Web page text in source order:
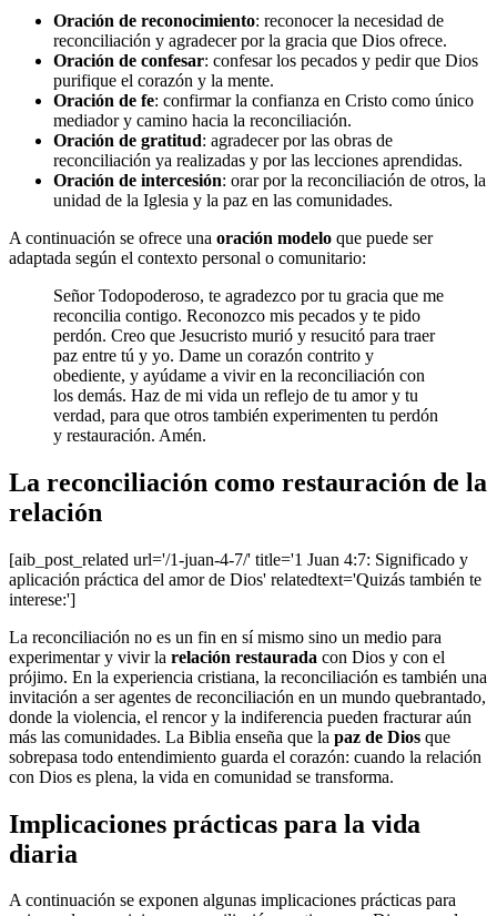
Oración de reconocimiento: reconocer la necesidad de
reconciliación y agradecer por la gracia que Dios ofrece.
Oración de confesar: confesar los pecados y pedir que Dios
purifique el corazón y la mente.
Oración de fe: confirmar la confianza en Cristo como único
mediador y camino hacia la reconciliación.
Oración de gratitud: agradecer por las obras de
reconciliación ya realizadas y por las lecciones aprendidas.
Oración de intercesión: orar por la reconciliación de otros, la
unidad de la Iglesia y la paz en las comunidades.
A continuación se ofrece una oración modelo que puede ser
adaptada según el contexto personal o comunitario:
Señor Todopoderoso, te agradezco por tu gracia que me
reconcilia contigo. Reconozco mis pecados y te pido
perdón. Creo que Jesucristo murió y resucitó para traer
paz entre tú y yo. Dame un corazón contrito y
obediente, y ayúdame a vivir en la reconciliación con
los demás. Haz de mi vida un reflejo de tu amor y tu
verdad, para que otros también experimenten tu perdón
y restauración. Amén.
La reconciliación como restauración de la
relación
[aib_post_related url='/1-juan-4-7/' title='1 Juan 4:7: Significado y
aplicación práctica del amor de Dios' relatedtext='Quizás también te
interese:']
La reconciliación no es un fin en sí mismo sino un medio para
experimentar y vivir la relación restaurada con Dios y con el
prójimo. En la experiencia cristiana, la reconciliación es también una
invitación a ser agentes de reconciliación en un mundo quebrantado,
donde la violencia, el rencor y la indiferencia pueden fracturar aún
más las comunidades. La Biblia enseña que la paz de Dios que
sobrepasa todo entendimiento guarda el corazón: cuando la relación
con Dios es plena, la vida en comunidad se transforma.
Implicaciones prácticas para la vida
diaria
A continuación se exponen algunas implicaciones prácticas para